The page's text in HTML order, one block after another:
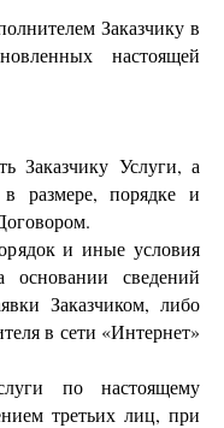
Заказчику в
настоящей
Заказчику Услуги, а
в размере, порядке и
и иные условия
основании сведений
Заказчиком, либо
в сети «Интернет»
по настоящему
третьих лиц, при